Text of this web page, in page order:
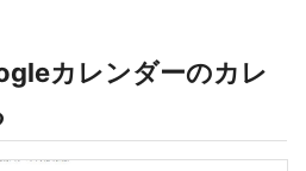
カレンダーのカレ